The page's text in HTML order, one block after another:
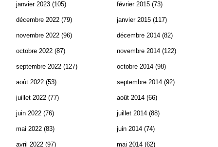
janvier 2023 (105)
décembre 2022 (79)
novembre 2022 (96)
octobre 2022 (87)
septembre 2022 (127)
août 2022 (53)
juillet 2022 (77)
juin 2022 (76)
mai 2022 (83)
avril 2022 (97)
février 2015 (73)
janvier 2015 (117)
décembre 2014 (82)
novembre 2014 (122)
octobre 2014 (98)
septembre 2014 (92)
août 2014 (66)
juillet 2014 (88)
juin 2014 (74)
mai 2014 (62)